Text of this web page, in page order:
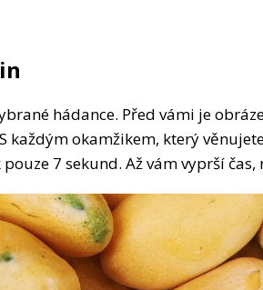
hádance. Před vámi je
každým okamžikem, který
7 sekund. Až vám vyprší